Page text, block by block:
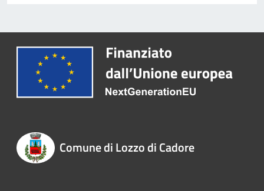
Comune di Lozzo di Cadore